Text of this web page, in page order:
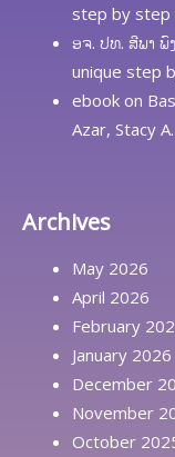
step by step
ອຈ. ປທ. ສີພາ ພົ
unique step
ebook on
Azar, Stacy
Archives
May 2026
April 2026
February
January 2026
December
November
October